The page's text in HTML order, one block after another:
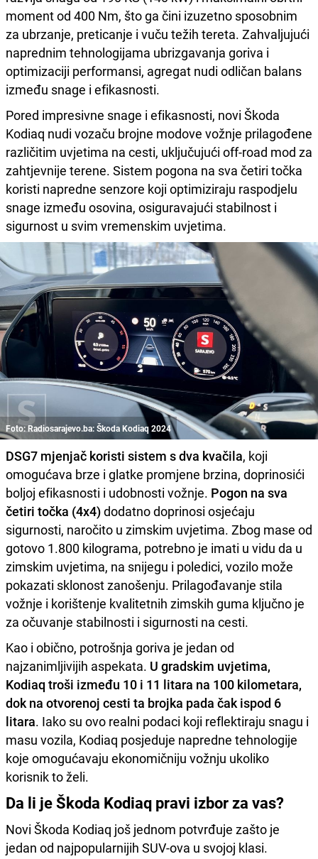
moment od 400 Nm, što ga čini izuzetno sposobnim
za ubrzanje, preticanje i vuču težih tereta. Zahvaljujući
naprednim tehnologijama ubrizgavanja goriva i
optimizaciji performansi, agregat nudi odličan balans
između snage i efikasnosti.
Pored impresivne snage i efikasnosti, novi Škoda
Kodiaq nudi vozaču brojne modove vožnje prilagođene
različitim uvjetima na cesti, uključujući off-road mod za
zahtjevnije terene. Sistem pogona na sva četiri točka
koristi napredne senzore koji optimiziraju raspodjelu
snage između osovina, osiguravajući stabilnost i
sigurnost u svim vremenskim uvjetima.
Foto: Radiosarajevo.ba: Škoda Kodiaq 2024
DSG7 mjenjač koristi sistem s dva kvačila, koji
omogućava brze i glatke promjene brzina, doprinosići
boljoj efikasnosti i udobnosti vožnje. Pogon na sva
četiri točka (4x4)dodatno doprinosi osjećaju
sigurnosti, naročito u zimskim uvjetima. Zbog mase od
gotovo 1.800 kilograma, potrebno je imati u vidu da u
zimskim uvjetima, na snijegu i poledici, vozilo može
pokazati sklonost zanošenju. Prilagođavanje stila
vožnje i korištenje kvalitetnih zimskih guma ključno je
za očuvanje stabilnosti i sigurnosti na cesti.
Kao i obično, potrošnja goriva je jedan od
najzanimljivijih aspekata. U gradskim uvjetima,
Kodiaq troši između 10 i 11 litara na 100 kilometara,
dok na otvorenoj cesti ta brojka pada čak ispod 6
litara. Iako su ovo realni podaci koji reflektiraju snagu i
masu vozila, Kodiaq posjeduje napredne tehnologije
koje omogućavaju ekonomičniju vožnju ukoliko
korisnik to želi.
Da li je Škoda Kodiaq pravi izbor za vas?
Novi Škoda Kodiaq još jednom potvrđuje zašto je
jedan od najpopularnijih SUV-ova u svojoj klasi.